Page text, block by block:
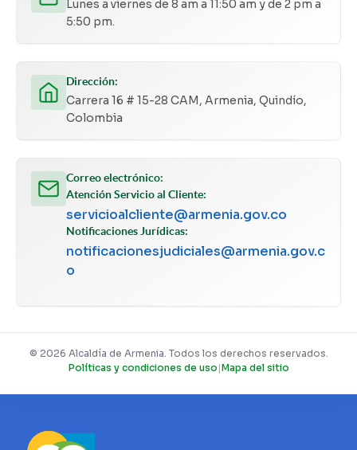
Lunes a viernes de 8 am a 11:50 am y de 2 pm a
5:50 pm.
Dirección:
Carrera 16 # 15-28 CAM, Armenia, Quindío,
Colombia
Correo electrónico:
Atención Servicio al Cliente:
servicioalcliente@armenia.gov.co
Notificaciones Jurídicas:
notificacionesjudiciales@armenia.gov.c
o
© 2026 Alcaldía de Armenia. Todos los derechos reservados.
Políticas y condiciones de uso |Mapa del sitio